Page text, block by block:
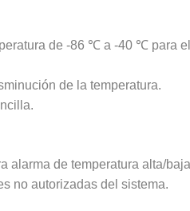
de -86 ℃ a -40 ℃ para
de la temperatura.
de temperatura alta/
no autorizadas del sistema.